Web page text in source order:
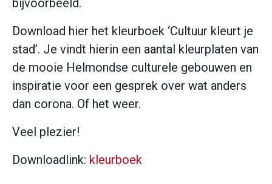
Download hier het kleurboek ‘Cultuur kleurt je
stad’. Je vindt hierin een aantal kleurplaten van
de mooie Helmondse culturele gebouwen en
inspiratie voor een gesprek over wat anders
dan corona. Of het weer.
Veel plezier!
Downloadlink: kleurboek